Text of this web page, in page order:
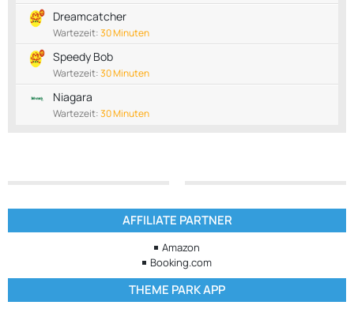
Dreamcatcher
Wartezeit:30 Minuten
Speedy Bob
Wartezeit:30 Minuten
Niagara
Wartezeit:30 Minuten
AFFILIATE PARTNER
Amazon
Booking.com
THEME PARK APP